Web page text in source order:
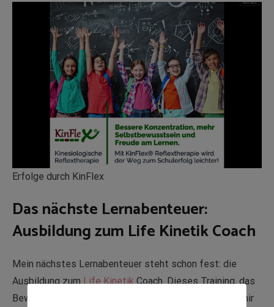
Erfolge durch KinFlex
Das nächste Lernabenteuer:
Ausbildung zum Life Kinetik Coach
Mein nächstes Lernabenteuer steht schon fest: die
Ausbildung zumLife KinetikCoach. Dieses Training, das
Bewegung mit kognitiven Aufgaben kombiniert, wird mir